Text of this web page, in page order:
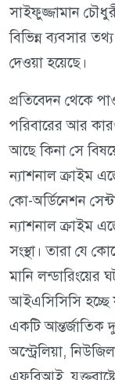
সাইফুজ্জামান
বিভিন্ন ব্যবসার
দেওয়া হয়েছে।
প্রতিবেদন থেকে
পরিবারের আর
আছে কিনা সে
ন্যাশনাল ক্রাইম
কো-অর্ডিনেশন
ন্যাশনাল ক্রাইম
সংস্থা। তারা যে
মানি লন্ডারিংয়ের
আইএসিসিসি হচ্ছে
একটি আন্তর্জাতিক
অস্ট্রেলিয়া,